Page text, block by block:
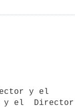
el  Director